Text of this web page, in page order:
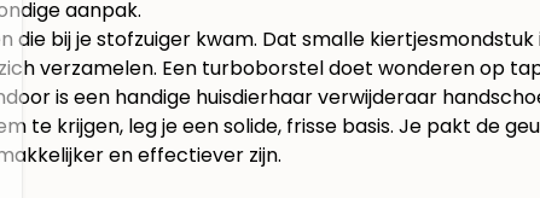
aanpak.
die bij je stofzuiger kwam. Dat smalle
verzamelen. Een turboborstel doet wonderen op
is een handige huisdierhaar verwijderaar
te krijgen, leg je een solide, frisse basis. Je pakt de
en effectiever zijn.